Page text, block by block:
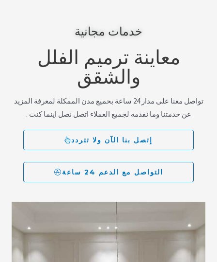
خدمات مجانية
معاينة ترميم الفلل
والشقق
تواصل معنا على مدار 24 ساعة بحميع مدن الممكلة لمعرفة المزيد
عن خدمتنا وما نقدمه لجميع العملاء اتصل نصل اينما كنت .
إتصل بنا الآن ولا تتردد
التواصل مع الدعم 24 ساعة